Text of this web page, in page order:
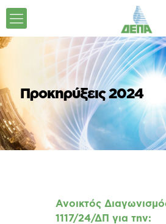
Προκηρύξεις 2024
Ανοικτός
1117/24/ΔΠ για την: